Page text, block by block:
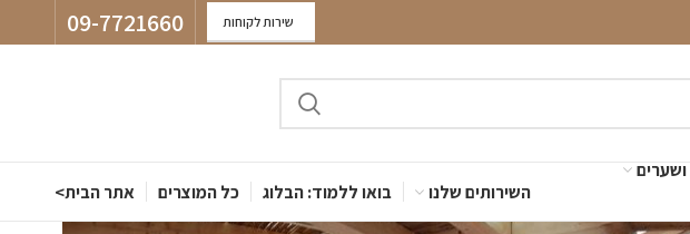
שירות לקוחות 09-7721660
השירותים שלנו בואו ללמוד: הבלוג כל המוצרים אתר הבית>